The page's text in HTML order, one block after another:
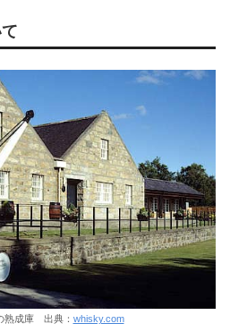
熟成庫 出典： whisky.com